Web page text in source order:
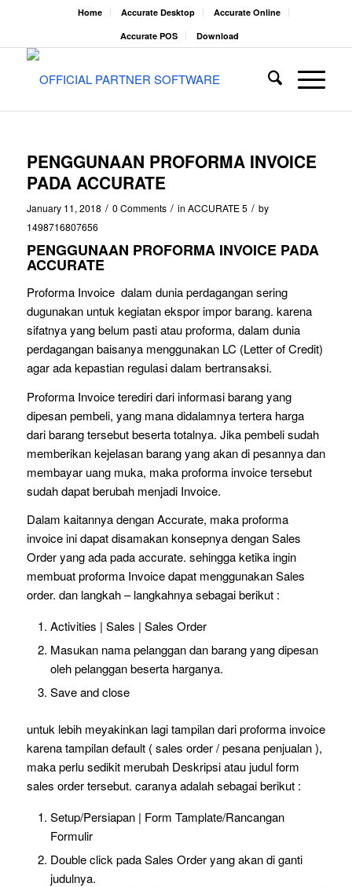
Home Accurate Desktop
Accurate Online
Accurate POS
Download
PENGGUNAAN PROFORMA INVOICE
PADA ACCURATE
January 11, 2018 / 0 Comments / in ACCURATE 5 / by
1498716807656
PENGGUNAAN PROFORMA INVOICE PADA
ACCURATE
Proforma Invoice dalam dunia perdagangan sering
dugunakan untuk kegiatan ekspor impor barang. karena
sifatnya yang belum pasti atau proforma, dalam dunia
perdagangan baisanya menggunakan LC (Letter of Credit)
agar ada kepastian regulasi dalam bertransaksi.
Proforma Invoice terediri dari informasi barang yang
dipesan pembeli, yang mana didalamnya tertera harga
dari barang tersebut beserta totalnya. Jika pembeli sudah
memberikan kejelasan barang yang akan di pesannya dan
membayar uang muka, maka proforma invoice tersebut
sudah dapat berubah menjadi Invoice.
Dalam kaitannya dengan Accurate, maka proforma
invoice ini dapat disamakan konsepnya dengan Sales
Order yang ada pada accurate. sehingga ketika ingin
membuat proforma Invoice dapat menggunakan Sales
order. dan langkah – langkahnya sebagai berikut :
Activities | Sales | Sales Order
Masukan nama pelanggan dan barang yang dipesan
oleh pelanggan beserta harganya.
Save and close
untuk lebih meyakinkan lagi tampilan dari proforma invoice
karena tampilan default ( sales order / pesana penjualan ),
maka perlu sedikit merubah Deskripsi atau judul form
sales order tersebut. caranya adalah sebagai berikut :
Setup/Persiapan | Form Tamplate/Rancangan
Formulir
Double click pada Sales Order yang akan di ganti
judulnya.